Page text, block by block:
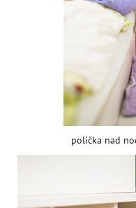
polička nad